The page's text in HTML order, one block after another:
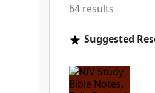
64 results
Suggested